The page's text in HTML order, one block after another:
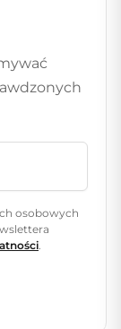
osobowych